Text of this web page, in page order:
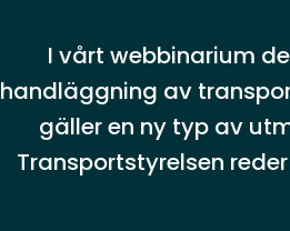
I vårt webbinarium
handläggning av
gäller en ny typ av
Transportstyrelsen